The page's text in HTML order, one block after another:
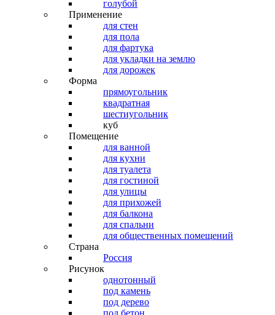
голубой
Применение
для стен
для пола
для фартука
для укладки на землю
для дорожек
Форма
прямоугольник
квадратная
шестиугольник
куб
Помещение
для ванной
для кухни
для туалета
для гостиной
для улицы
для прихожей
для балкона
для спальни
для общественных помещений
Страна
Россия
Рисунок
однотонный
под камень
под дерево
под бетон